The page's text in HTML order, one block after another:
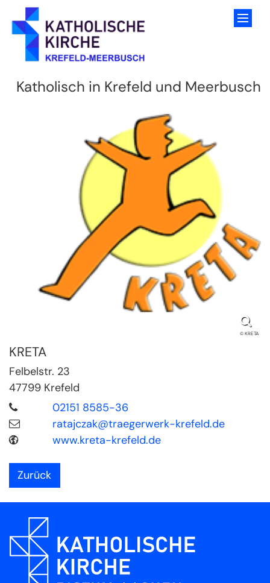
Zum Inhalt springen
Katholisch in Krefeld und Meerbusch
© KRETA
KRETA
Felbelstr. 23
47799 Krefeld
02151 8585-36
ratajczak@traegerwerk-krefeld.de
www.kreta-krefeld.de
Zurück